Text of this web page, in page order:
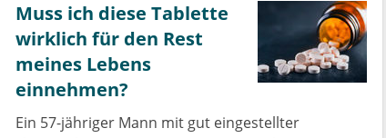
Muss ich diese Tablette
wirklich für den Rest
meines Lebens
einnehmen?
Ein 57-jähriger Mann mit gut eingestellter